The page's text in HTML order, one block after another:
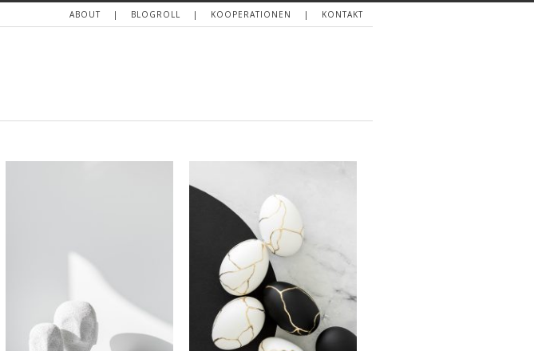
ABOUT BLOGROLL KOOPERATIONEN KONTAKT